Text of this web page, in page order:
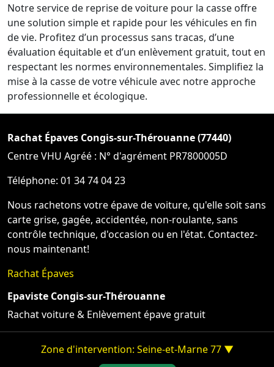
Notre service de reprise de voiture pour la casse offre
une solution simple et rapide pour les véhicules en fin
de vie. Profitez d’un processus sans tracas, d’une
évaluation équitable et d’un enlèvement gratuit, tout en
respectant les normes environnementales. Simplifiez la
mise à la casse de votre véhicule avec notre approche
professionnelle et écologique.
Rachat Épaves Congis-sur-Thérouanne (77440)
Centre VHU Agréé : N° d'agrément PR7800005D
Téléphone: 01 34 74 04 23
Nous rachetons votre épave de voiture, qu'elle soit sans
carte grise, gagée, accidentée, non-roulante, sans
contrôle technique, d'occasion ou en l'état. Contactez-
nous maintenant!
Rachat Épaves
Epaviste Congis-sur-Thérouanne
Rachat voiture & Enlèvement épave gratuit
Zone d'intervention: Seine-et-Marne 77 ▼